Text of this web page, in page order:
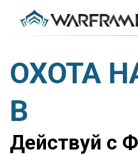
ОХОТА
В
Действуй с